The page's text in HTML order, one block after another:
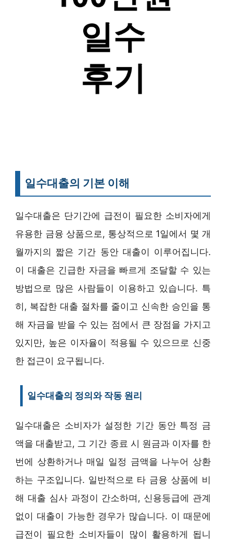
일수대출의 기본 이해
일수대출은 단기간에 급전이 필요한 소비자에게
유용한 금융 상품으로, 통상적으로 1일에서 몇 개
월까지의 짧은 기간 동안 대출이 이루어집니다.
이 대출은 긴급한 자금을 빠르게 조달할 수 있는
방법으로 많은 사람들이 이용하고 있습니다. 특
히, 복잡한 대출 절차를 줄이고 신속한 승인을 통
해 자금을 받을 수 있는 점에서 큰 장점을 가지고
있지만, 높은 이자율이 적용될 수 있으므로 신중
한 접근이 요구됩니다.
일수대출의 정의와 작동 원리
일수대출은 소비자가 설정한 기간 동안 특정 금
액을 대출받고, 그 기간 종료 시 원금과 이자를 한
번에 상환하거나 매일 일정 금액을 나누어 상환
하는 구조입니다. 일반적으로 타 금융 상품에 비
해 대출 심사 과정이 간소하며, 신용등급에 관계
없이 대출이 가능한 경우가 많습니다. 이 때문에
급전이 필요한 소비자들이 많이 활용하게 됩니